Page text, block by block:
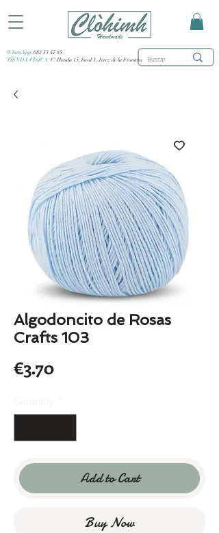
WhatsApp: 682 53 47 85
TIENDA FÍSICA: C/ Honda 15, local 3, Jerez de la Frontera
Algodoncito de Rosas
Crafts 103
€3.70Price
Add to Cart
Buy Now